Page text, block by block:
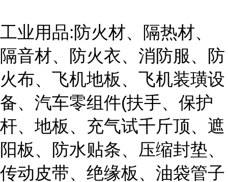
工业用品:防火材、隔热材、
隔音材、防火衣、消防服、防
火布、飞机地板、飞机装璜设
备、汽车零组件(扶手、保护
杆、地板、充气试千斤顶、遮
阳板、防水贴条、压缩封垫、
传动皮带、绝缘板、油袋管子